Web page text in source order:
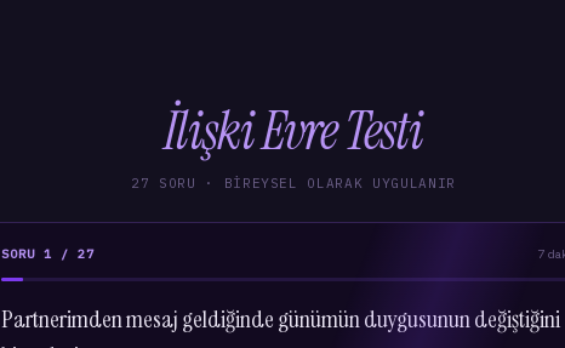
İlişki Evre Testi
27 SORU · BIREYSEL OLARAK UYGULANIR
SORU 1 / 27 7
Partnerimden mesaj geldiğinde günümün duygusunun değiştiğini